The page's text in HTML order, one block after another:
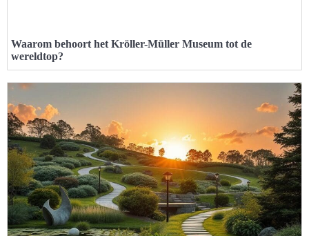
Waarom behoort het Kröller-Müller Museum tot de
wereldtop?